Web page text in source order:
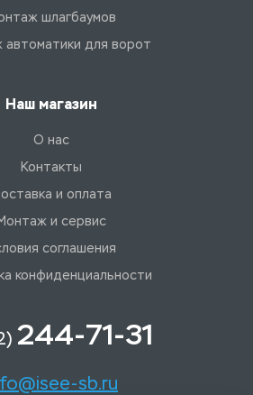
шлагбаумов
автоматики для ворот
Наш магазин
О нас
Контакты
и оплата
и сервис
соглашения
конфиденциальности
244-71-31
sb.ru